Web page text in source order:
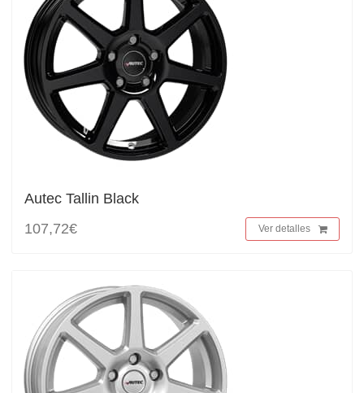
Autec Tallin Black
107,72€
Ver detalles